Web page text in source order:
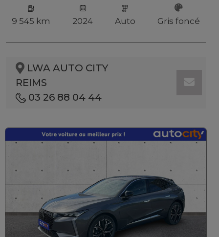
9 545 km 2024 Auto Gris foncé
LWA AUTO CITY
REIMS
03 26 88 04 44